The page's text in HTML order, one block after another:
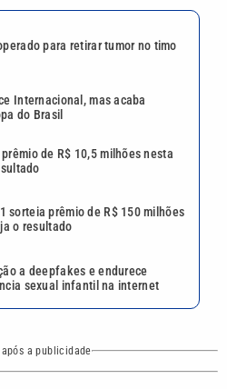
para retirar tumor no timo
Internacional, mas acaba
do Brasil
de R$ 10,5 milhões nesta
sorteia prêmio de R$ 150 milhões
o resultado
a deepfakes e endurece
sexual infantil na internet
a publicidade